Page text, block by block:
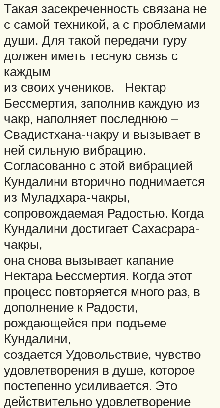
Такая засекреченность связана не
с самой техникой, а с проблемами
души. Для такой передачи гуру
должен иметь тесную связь с
каждым
из своих учеников. Нектар
Бессмертия, заполнив каждую из
чакр, наполняет последнюю –
Свадистхана-чакру и вызывает в
ней сильную вибрацию.
Согласованно с этой вибрацией
Кундалини вторично поднимается
из Муладхара-чакры,
сопровождаемая Радостью. Когда
Кундалини достигает Сахасрара-
чакры,
она снова вызывает капание
Нектара Бессмертия. Когда этот
процесс повторяется много раз, в
дополнение к Радости,
рождающейся при подъеме
Кундалини,
создается Удовольствие, чувство
удовлетворения в душе, которое
постепенно усиливается. Это
действительно удовлетворение